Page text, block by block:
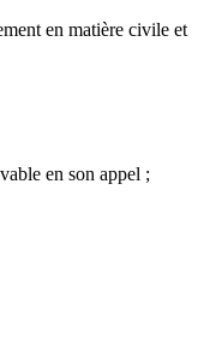
en matière civile et
en son appel ;